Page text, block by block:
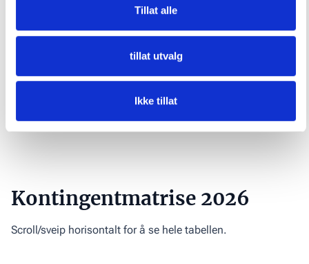
Tillat alle
tillat utvalg
Ikke tillat
Bli medlem
Kontingentmatrise 2026
Scroll/sveip horisontalt for å se hele tabellen.